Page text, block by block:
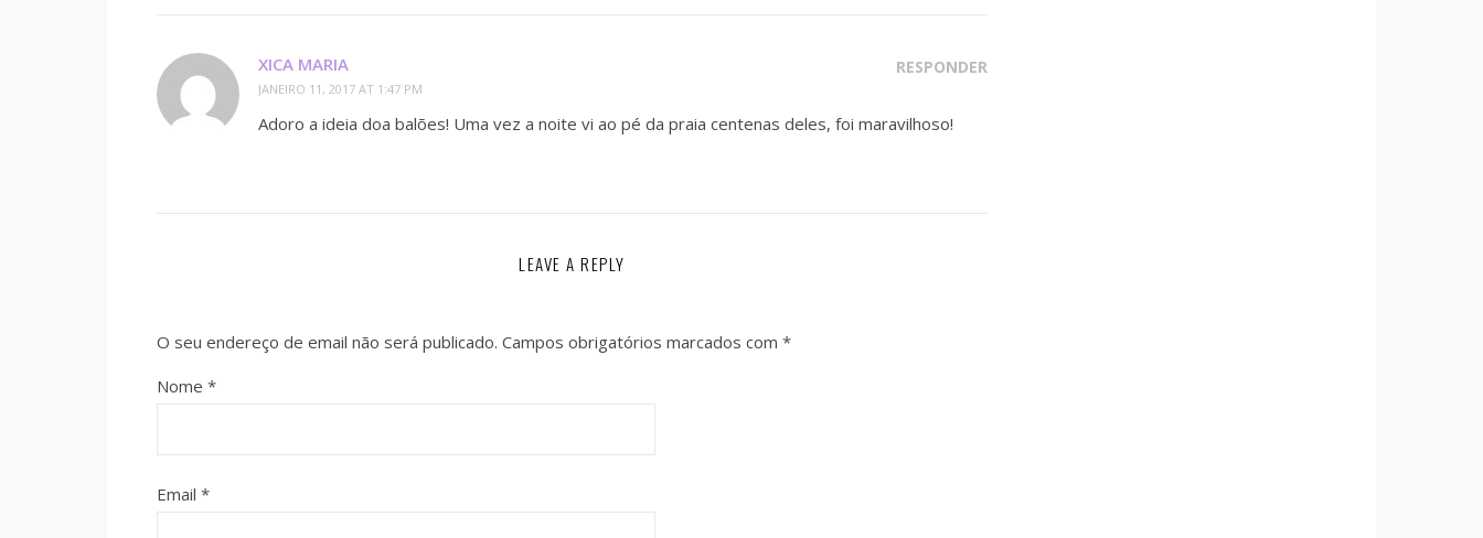
XICA MARIA
JANEIRO 11, 2017 AT 1:47 PM
RESPONDER
Adoro a ideia doa balões! Uma vez a noite vi ao pé da praia centenas deles, foi maravilhoso!
LEAVE A REPLY
O seu endereço de email não será publicado. Campos obrigatórios marcados com *
Nome *
Email *